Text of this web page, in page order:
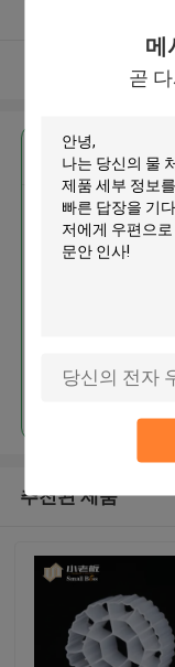
메
곧
더
가
추천된 제품